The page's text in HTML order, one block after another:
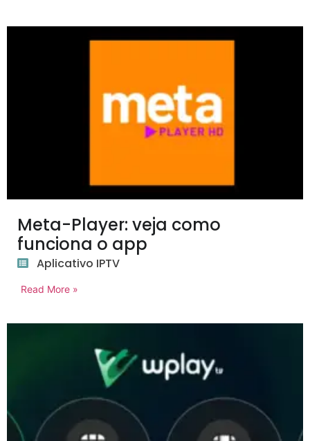
Meta-Player: veja como
funciona o app
Aplicativo IPTV
Read More »